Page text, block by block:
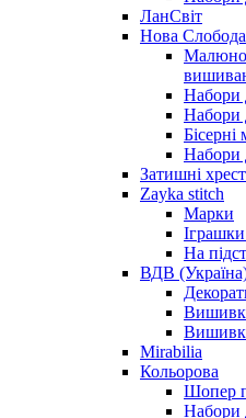
ЛанСвіт
Нова Слобода
Набори
Набори
Бісерні
Набори
Затишні
Zayka stitch
Марки
Іграшки
На
ВДВ
Mirabilia
Кольорова
Шопер
Набори